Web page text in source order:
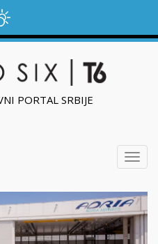
PORTAL SRBIJE